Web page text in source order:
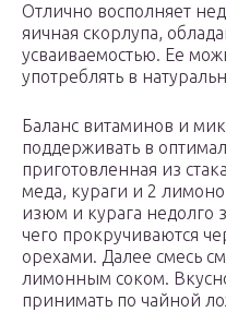
Отлично восполняет
яичная скорлупа,
усваиваемостью. Ее
употреблять в
Баланс витаминов и
поддерживать в
приготовленная из
меда, кураги и 2
изюм и курага недолго
чего прокручиваются
орехами. Далее смесь
лимонным соком.
принимать по чайной